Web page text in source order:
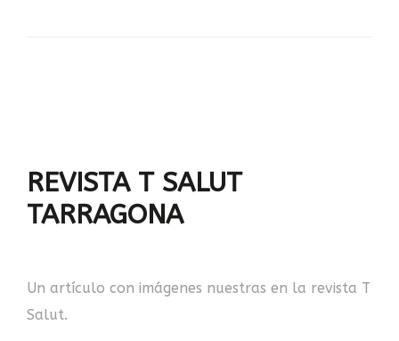
REVISTA T SALUT
TARRAGONA
Un artículo con imágenes nuestras en la revista T
Salut.